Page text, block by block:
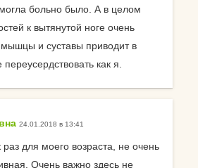
больно было. А в целом
к вытянутой ноге очень
и суставы приводит в
как я.
24.01.2018 в 13:41
раз для моего возраста, не очень
Очень важно здесь не